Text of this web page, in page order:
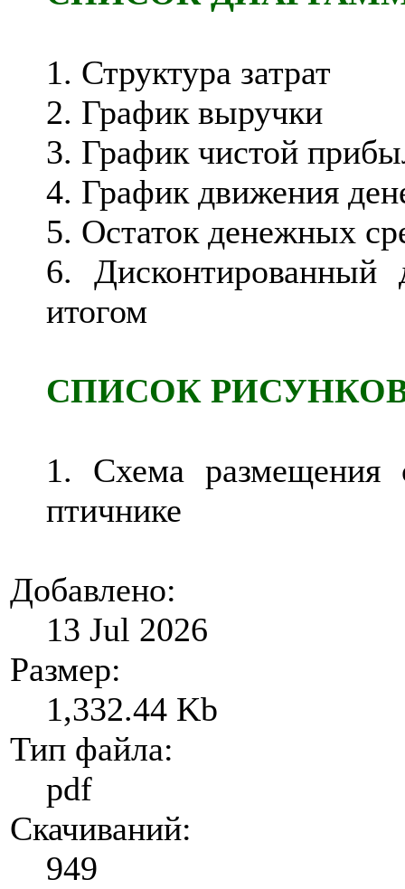
1. Структура затрат
2. График выручки
3. График чистой
4. График движения
5. Остаток денежных
6.
итогом
СПИСОК
1. Схема размещения
птичнике
Добавлено:
13 Jul 2026
Размер:
1,332.44 Kb
Тип файла:
pdf
Скачиваний:
949